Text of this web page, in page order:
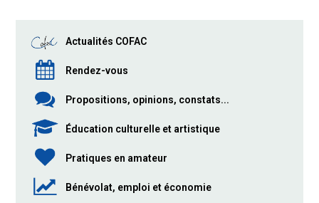
Actualités COFAC
Rendez-vous
Propositions, opinions, constats...
Éducation culturelle et artistique
Pratiques en amateur
Bénévolat, emploi et économie